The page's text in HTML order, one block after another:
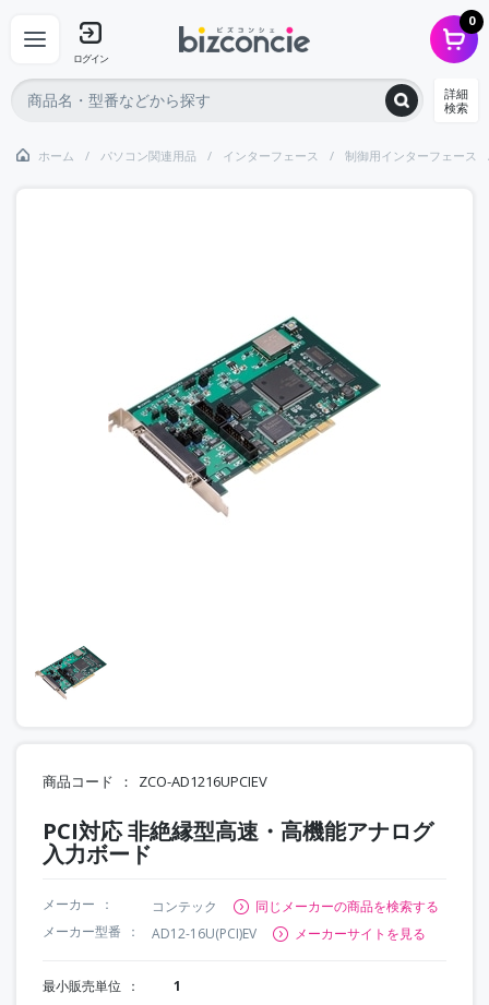
ログイン
0
詳細
検索
ホーム パソコン関連用品 インターフェース 制御用インターフェース
商品コード ZCO-AD1216UPCIEV
PCI対応 非絶縁型高速・高機能アナログ
入力ボード
メーカー コンテック
同じメーカーの商品を検索する
メーカー型番
AD12-16U(PCI)EV メーカーサイトを見る
最小販売単位 1